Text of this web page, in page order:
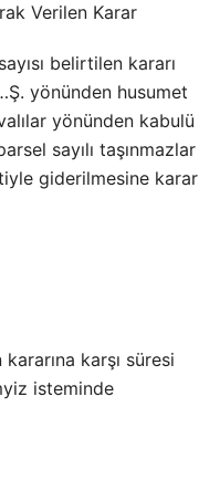
Verilen Karar
belirtilen kararı
yönünden husumet
yönünden kabulü
sayılı taşınmazlar
giderilmesine karar
karşı süresi
isteminde